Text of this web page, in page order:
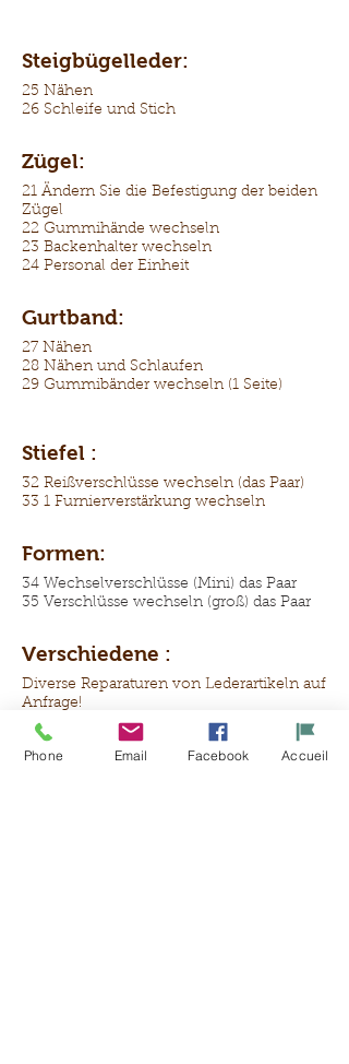
Steigbügelleder:
25 Nähen
26 Schleife und Stich
Zügel:
21 Ändern Sie die Befestigung der beiden
Zügel
22 Gummihände wechseln
23 Backenhalter wechseln
24 Personal der Einheit
Gurtband:
27 Nähen
28 Nähen und Schlaufen
29 Gummibänder wechseln (1 Seite)
Stiefel :
32 Reißverschlüsse wechseln (das Paar)
33 1 Furnierverstärkung wechseln
Formen:
34 Wechselverschlüsse (Mini) das Paar
35 Verschlüsse wechseln (groß) das Paar
Verschiedene :
Diverse Reparaturen von Lederartikeln auf
Anfrage!
Ein Angebot bekommen
Phone Email Facebook Accueil